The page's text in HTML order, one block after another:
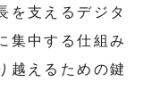
を支えるデジタ
集中する仕組み
越えるための鍵